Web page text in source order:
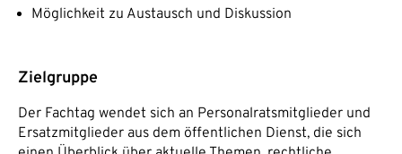
Möglichkeit zu Austausch und Diskussion
Zielgruppe
Der Fachtag wendet sich an Personalratsmitglieder und
Ersatzmitglieder aus dem öffentlichen Dienst, die sich